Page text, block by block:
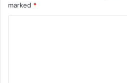
marked *